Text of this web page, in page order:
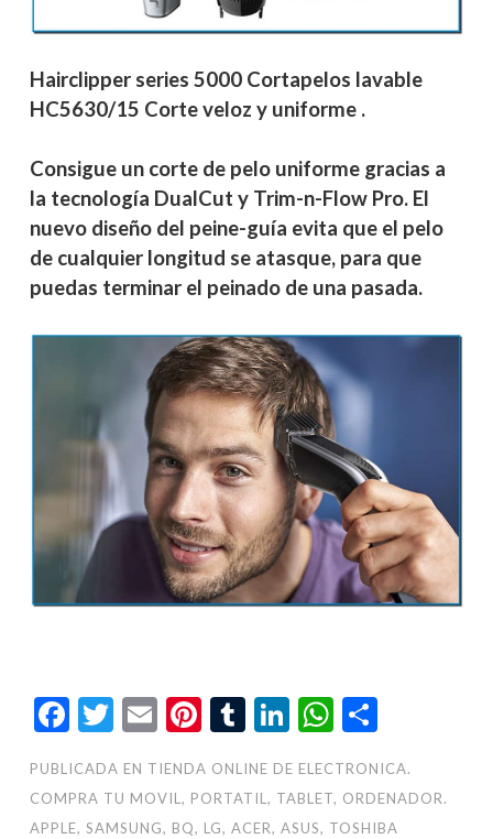
Hairclipper series 5000 Cortapelos lavable
HC5630/15 Corte veloz y uniforme .
Consigue un corte de pelo uniforme gracias a
la tecnología DualCut y Trim-n-Flow Pro. El
nuevo diseño del peine-guía evita que el pelo
de cualquier longitud se atasque, para que
puedas terminar el peinado de una pasada.
Facebook
Twitter
EmailPinterest
Tumblr
LinkedIn
PUBLICADA EN TIENDA ONLINE DE ELECTRONICA.
COMPRA TU MOVIL, PORTATIL, TABLET, ORDENADOR.
APPLE, SAMSUNG, BQ, LG, ACER, ASUS, TOSHIBA